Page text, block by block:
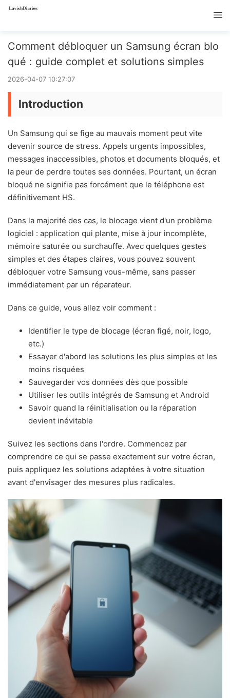
Comment débloquer un Samsung écran blo
qué : guide complet et solutions simples
2026-04-07 10:27:07
Introduction
Un Samsung qui se fige au mauvais moment peut vite
devenir source de stress. Appels urgents impossibles,
messages inaccessibles, photos et documents bloqués, et
la peur de perdre toutes ses données. Pourtant, un écran
bloqué ne signifie pas forcément que le téléphone est
définitivement HS.
Dans la majorité des cas, le blocage vient d'un problème
logiciel : application qui plante, mise à jour incomplète,
mémoire saturée ou surchauffe. Avec quelques gestes
simples et des étapes claires, vous pouvez souvent
débloquer votre Samsung vous-même, sans passer
immédiatement par un réparateur.
Dans ce guide, vous allez voir comment :
Identifier le type de blocage (écran figé, noir, logo,
etc.)
Essayer d'abord les solutions les plus simples et les
moins risquées
Sauvegarder vos données dès que possible
Utiliser les outils intégrés de Samsung et Android
Savoir quand la réinitialisation ou la réparation
devient inévitable
Suivez les sections dans l'ordre. Commencez par
comprendre ce qui se passe exactement sur votre écran,
puis appliquez les solutions adaptées à votre situation
avant d'envisager des mesures plus radicales.